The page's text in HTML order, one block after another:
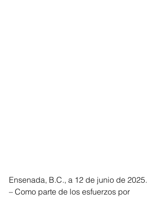
Ensenada, B.C., a 12 de junio de 2025.
– Como parte de los esfuerzos por